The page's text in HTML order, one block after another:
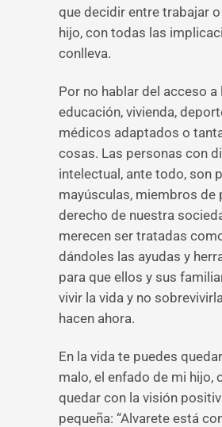
que decidir entre trabajar
hijo, con todas las
conlleva.
Por no hablar del acceso a
educación, vivienda,
médicos adaptados o
cosas. Las personas con
intelectual, ante todo, son
mayúsculas, miembros de
derecho de nuestra
merecen ser tratadas
dándoles las ayudas y
para que ellos y sus
vivir la vida y no
hacen ahora.
En la vida te puedes
malo, el enfado de mi hijo,
quedar con la visión
pequeña: “Alvarete está